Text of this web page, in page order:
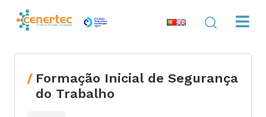
Formação Inicial de Segurança
do Trabalho